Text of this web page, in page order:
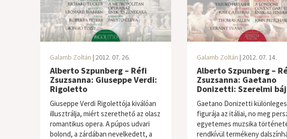
Galamb Zoltán | 2012. 07. 26.
Alberto Szpunberg – Réfi
Zsuzsanna: Giuseppe Verdi:
Rigoletto
Giuseppe Verdi Rigolettója kiválóan
illusztrálja, miért szerethető az olasz
romantikus opera. A púpos udvari
bolond, a zárdában nevelkedett, a
Galamb Zoltán | 2012. 07. 14.
Alberto Szpunberg –
Zsuzsanna: Gaetano
Donizetti: Szerelmi
Gaetano Donizetti különleges
figurája az itáliai, no meg
egyetemes muzsika
rendkívül termékeny